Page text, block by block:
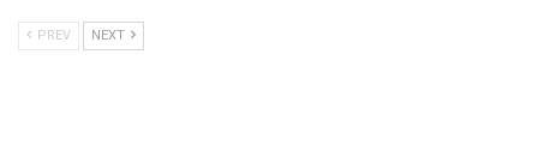
PREV NEXT